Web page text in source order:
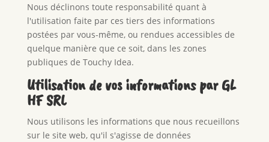
Nous déclinons toute responsabilité quant à
l'utilisation faite par ces tiers des informations
postées par vous-même, ou rendues accessibles de
quelque manière que ce soit, dans les zones
publiques de Touchy Idea.
Utilisation de vos informations par GL
HF SRL
Nous utilisons les informations que nous recueillons
sur le site web, qu'il s'agisse de données